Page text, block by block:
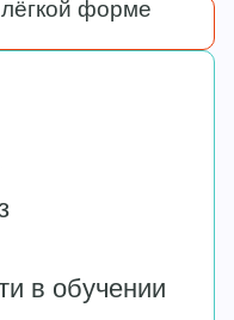
форме
в обучении